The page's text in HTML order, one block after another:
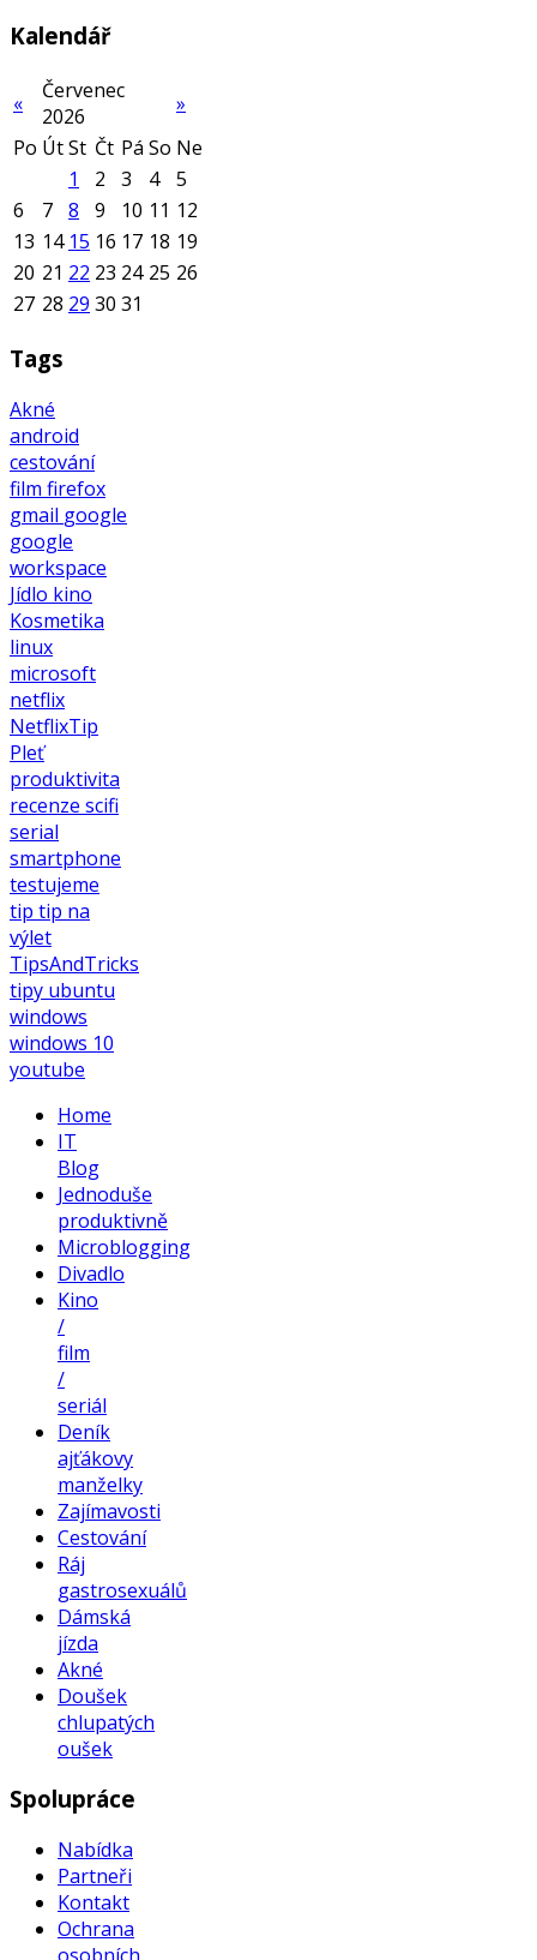
Kalendář
«
Červenec
2026
»
Po ÚtSt Čt Pá So Ne
1
2 3 4
5
6
7 8 9 10 11 12
13 14 15 16 17 18 19
20 21 22 23 24 25 26
27 28 29 30 31
Tags
Akné
android
cestování
film firefox
gmail google
google
workspace
Jídlo kino
Kosmetika
linux
microsoft
netflix
NetflixTip
Pleť
produktivita
recenze scifi
serial
smartphone
testujeme
tip tip na
výlet
TipsAndTricks
tipy ubuntu
windows
windows 10
youtube
Home
IT
Blog
Jednoduše
produktivně
Microblogging
Divadlo
Kino
/
film
/
seriál
Deník
ajťákovy
manželky
Zajímavosti
Cestování
Ráj
gastrosexuálů
Dámská
jízda
Akné
Doušek
chlupatých
oušek
Spolupráce
Nabídka
Partneři
Kontakt
Ochrana